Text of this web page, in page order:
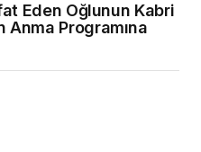
Eden Oğlunun Kabri
Anma Programına